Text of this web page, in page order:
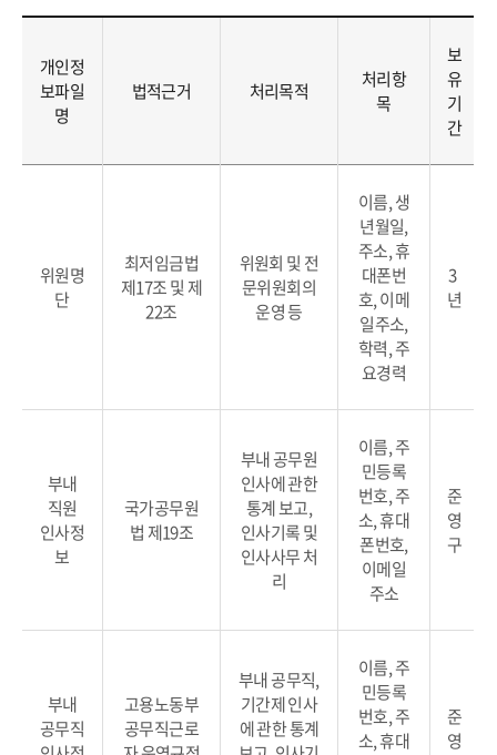
개인정
보파일
명
법적근거 처리목적
처리항
목
보
유
기
간
위원명
단
최저임금법
제17조 및 제
22조
위원회 및 전
문위원회의
운영 등
이름, 생
년월일,
주소, 휴
대폰번
호, 이메
일주소,
학력, 주
요경력
3
년
부내
직원
인사정
보
국가공무원
법 제19조
부내 공무원
인사에 관한
통계 보고,
인사기록 및
인사사무 처
리
이름, 주
민등록
번호, 주
소, 휴대
폰번호,
이메일
주소
준
영
구
부내
공무직
고용노동부
공무직근로
부내 공무직,
기간제 인사
에 관한 통계
이름, 주
민등록
번호, 주
소, 휴대
준
영